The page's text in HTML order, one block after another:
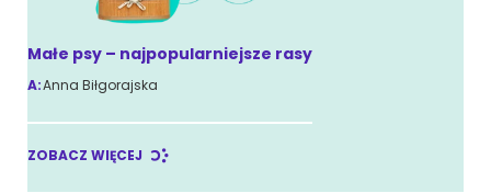
Małe psy – najpopularniejsze rasy
A:Anna Biłgorajska
ZOBACZ WIĘCEJ